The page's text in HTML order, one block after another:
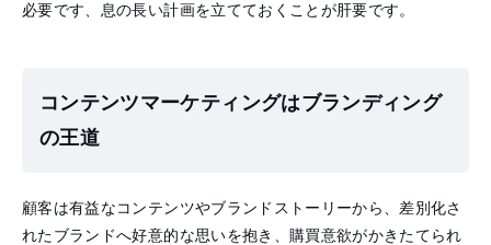
必要です、息の長い計画を立てておくことが肝要です。
コンテンツマーケティングはブランディング
の王道
顧客は有益なコンテンツやブランドストーリーから、差別化さ
れたブランドへ好意的な思いを抱き、購買意欲がかきたてられ